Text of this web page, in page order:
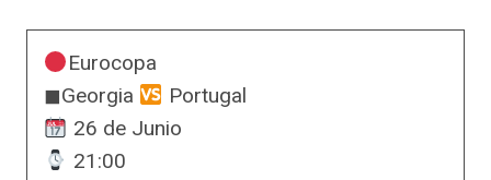
Eurocopa
◼Georgia
Portugal
26 de Junio
21:00